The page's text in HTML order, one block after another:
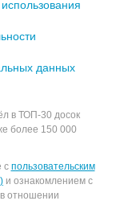
в ТОП-30 досок
более 150 000
с пользовательским
и ознакомлением с
отношении
данных